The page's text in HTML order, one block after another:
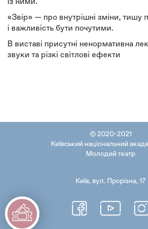
із ними.
«Звір» — про внутрішні зміни, тишу
і важливість бути почутими.
В виставі присутні ненормативна
звуки та різкі світлові ефекти
© 2020-2021
Київський національний
Молодий театр
Київ, вул. Прорізна, 17